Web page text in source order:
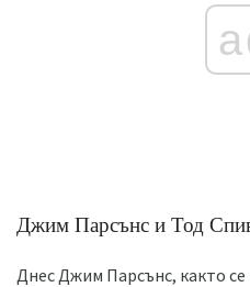
Джим Парсънс и Тод
Днес Джим Парсънс, както се